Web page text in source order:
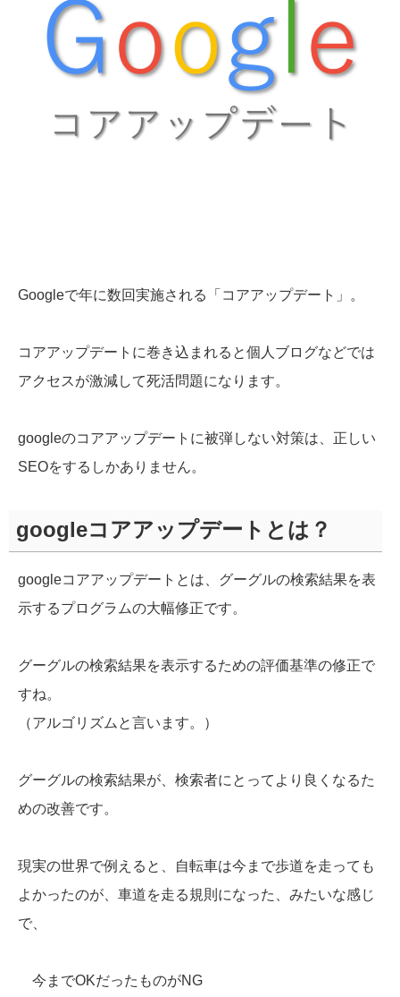
Googleで年に数回実施される「コアアップデート」。
コアアップデートに巻き込まれると個人ブログなどでは
アクセスが激減して死活問題になります。
googleのコアアップデートに被弾しない対策は、正しい
SEOをするしかありません。
googleコアアップデートとは？
googleコアアップデートとは、グーグルの検索結果を表
示するプログラムの大幅修正です。
グーグルの検索結果を表示するための評価基準の修正で
すね。
（アルゴリズムと言います。）
グーグルの検索結果が、検索者にとってより良くなるた
めの改善です。
現実の世界で例えると、自転車は今まで歩道を走っても
よかったのが、車道を走る規則になった、みたいな感じ
で、
今までOKだったものがNG